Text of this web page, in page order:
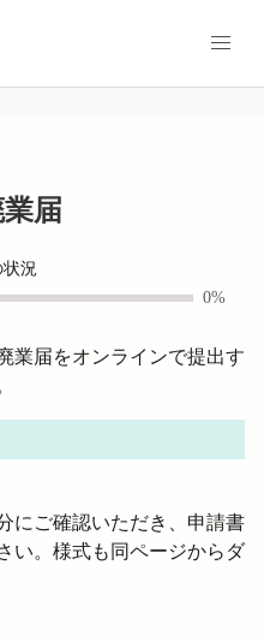
届
状況
0%
業届をオンラインで提出す
にご確認いただき、申請書
い。様式も同ページからダ